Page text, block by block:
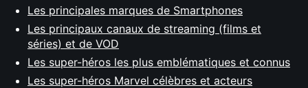
Les principales marques de Smartphones
Les principaux canaux de streaming (films et
séries) et de VOD
Les super-héros les plus emblématiques et connus
Les super-héros Marvel célèbres et acteurs